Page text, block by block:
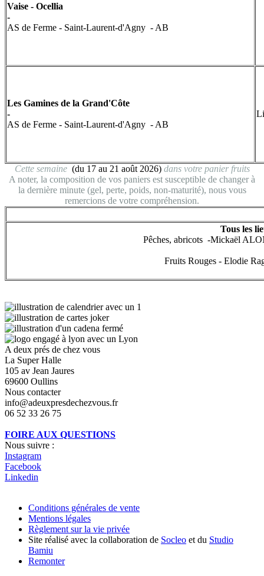
Vaise - Ocellia
-
AS de Ferme - Saint-Laurent-d'Agny - AB
Les Gamines de la Grand'Côte
-
AS de Ferme - Saint-Laurent-d'Agny - AB
Cette semaine (du 17 au 21 août 2026) dans votre panier fruits
A noter, la composition de vos paniers est susceptible de changer à
la dernière minute (gel, perte, poids, non-maturité), nous vous
remercions de votre compréhension.
Tous les
Pêches, abricots -Mickaël
Fruits Rouges - Elodie
A deux prés de chez vous
La Super Halle
105 av Jean Jaures
69600 Oullins
Nous contacter
info@adeuxpresdechezvous.fr
06 52 33 26 75
FOIRE AUX QUESTIONS
Nous suivre :
Instagram
Facebook
Linkedin
Conditions générales de vente
Mentions légales
Règlement sur la vie privée
Site réalisé avec la collaboration de Socleo et du Studio
Bamiu
Remonter